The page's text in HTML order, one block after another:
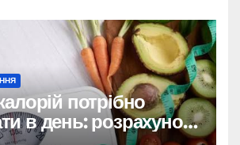
потрібно
в день: розрахунок